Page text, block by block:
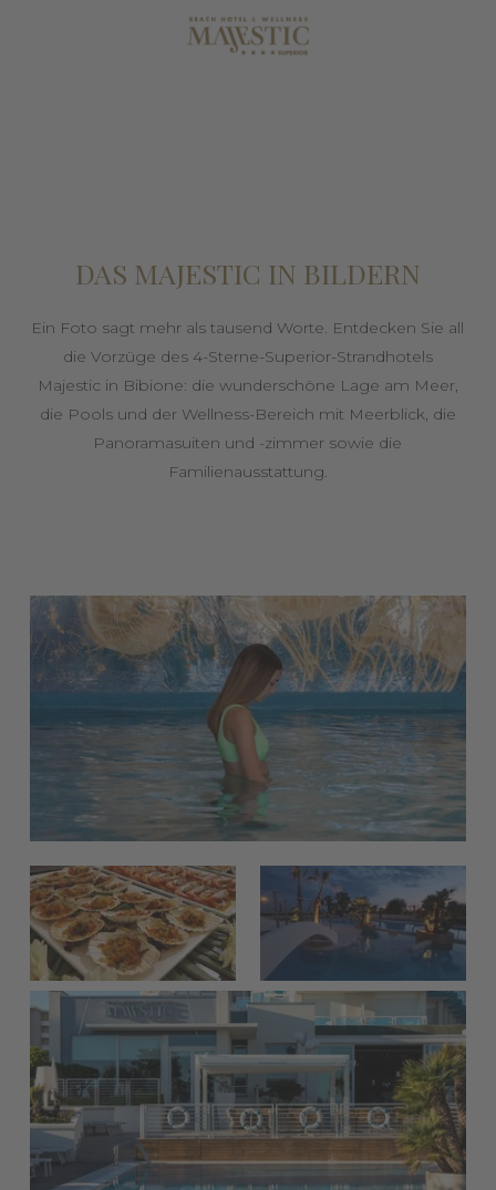
DAS MAJESTIC IN BILDERN
Ein Foto sagt mehr als tausend Worte. Entdecken Sie all
die Vorzüge des 4-Sterne-Superior-Strandhotels
Majestic in Bibione: die wunderschöne Lage am Meer,
die Pools und der Wellness-Bereich mit Meerblick, die
Panoramasuiten und -zimmer sowie die
Familienausstattung.